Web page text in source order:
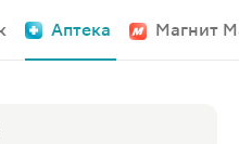
Аптека Магнит